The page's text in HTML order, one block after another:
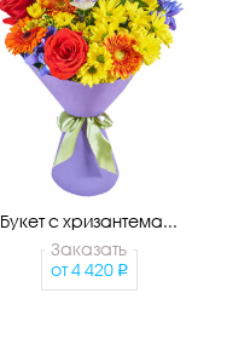
Букет с хризантема...
Заказать
от 4 420